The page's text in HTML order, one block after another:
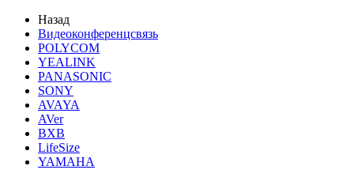
Назад
Видеоконференцсвязь
POLYCOM
YEALINK
PANASONIC
SONY
AVAYA
AVer
BXB
LifeSize
YAMAHA